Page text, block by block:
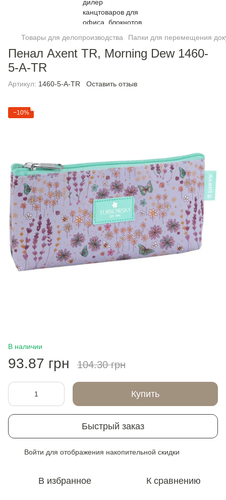
Товары для делопроизводства Папки для перемещения
Пенал Axent TR, Morning Dew 1460-
5-A-TR
Артикул: 1460-5-A-TR Оставить отзыв
−10%
В наличии
93.87 грн 104.30 грн
Купить
Быстрый заказ
Войти для отображения накопительной скидки
В избранное К сравнению